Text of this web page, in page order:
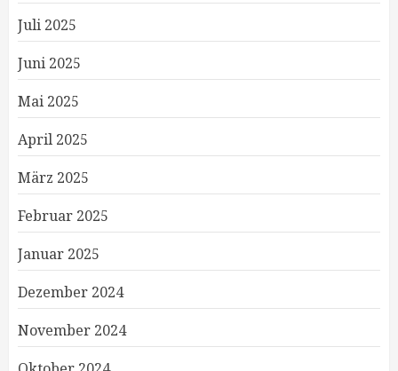
Juli 2025
Juni 2025
Mai 2025
April 2025
März 2025
Februar 2025
Januar 2025
Dezember 2024
November 2024